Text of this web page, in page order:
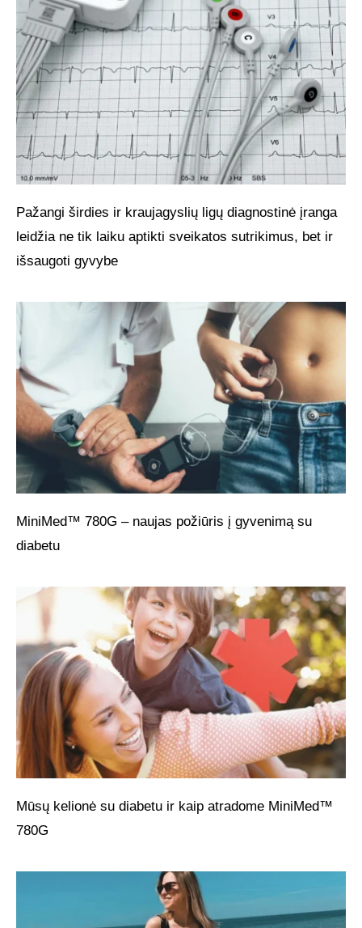
Pažangi širdies ir kraujagyslių ligų diagnostinė įranga
leidžia ne tik laiku aptikti sveikatos sutrikimus, bet ir
išsaugoti gyvybe
MiniMed™ 780G – naujas požiūris į gyvenimą su
diabetu
Mūsų kelionė su diabetu ir kaip atradome MiniMed™
780G